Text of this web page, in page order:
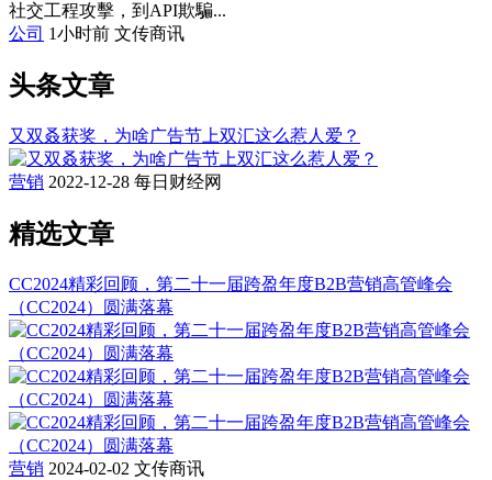
社交工程攻擊，到API欺騙...
公司 1小时前 文传商讯
头条文章
又双叒获奖，为啥广告节上双汇这么惹人爱？
营销 2022-12-28 每日财经网
精选文章
CC2024精彩回顾，第二十一届跨盈年度B2B营销高管峰会
（CC2024）圆满落幕
营销 2024-02-02 文传商讯